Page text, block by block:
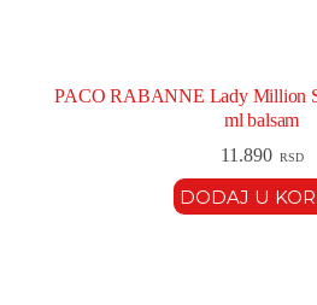
PACO RABANNE Lady Million
ml balsam
11.890 RSD
DODAJ U